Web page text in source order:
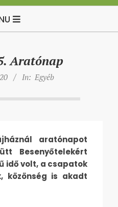
Aratónap
In: Egyéb
aratónapot
Besenyőtelekért
idő volt, a csapatok
közönség is akadt